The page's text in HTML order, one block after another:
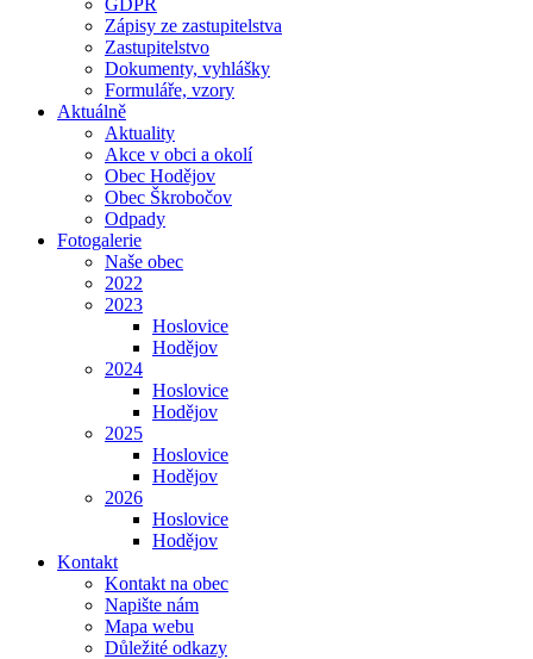
GDPR
Zápisy ze zastupitelstva
Zastupitelstvo
Dokumenty, vyhlášky
Formuláře, vzory
Aktuálně
Aktuality
Akce v obci a okolí
Obec Hodějov
Obec Škrobočov
Odpady
Fotogalerie
Naše obec
2022
2023
Hoslovice
Hodějov
2024
Hoslovice
Hodějov
2025
Hoslovice
Hodějov
2026
Hoslovice
Hodějov
Kontakt
Kontakt na obec
Napište nám
Mapa webu
Důležité odkazy